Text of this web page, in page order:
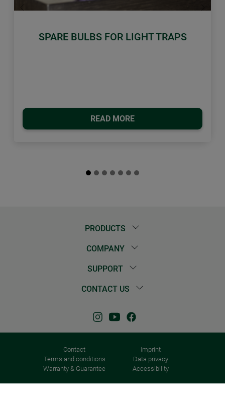
SPARE BULBS FOR LIGHT TRAPS
READ MORE
Previous Next
PRODUCTS
COMPANY
SUPPORT
CONTACT US
Contact
Imprint
Terms and conditions
Data privacy
Warranty & Guarantee
Accessibility